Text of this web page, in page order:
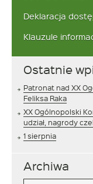
Deklaracja
Klauzule
Ostatnie
Patronat nad XX
Feliksa Raka
XX Ogólnopolski
udział, nagrody
1 sierpnia
Archiwa